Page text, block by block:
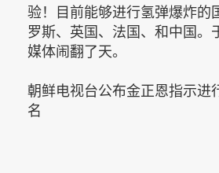
验！目前能够进行氢弹爆炸的
罗斯、英国、法国、和中国。
媒体闹翻了天。
朝鲜电视台公布金正恩指示进
名